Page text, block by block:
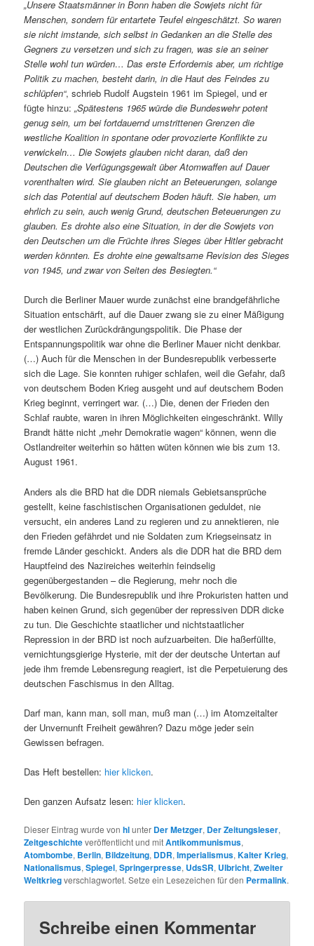
„Unsere Staatsmänner in Bonn haben die Sowjets nicht für
Menschen, sondern für entartete Teufel eingeschätzt. So waren
sie nicht imstande, sich selbst in Gedanken an die Stelle des
Gegners zu versetzen und sich zu fragen, was sie an seiner
Stelle wohl tun würden… Das erste Erfordernis aber, um richtige
Politik zu machen, besteht darin, in die Haut des Feindes zu
schlüpfen“, schrieb Rudolf Augstein 1961 im Spiegel, und er
fügte hinzu:„Spätestens 1965 würde die Bundeswehr potent
genug sein, um bei fortdauernd umstrittenen Grenzen die
westliche Koalition in spontane oder provozierte Konflikte zu
verwickeln… Die Sowjets glauben nicht daran, daß den
Deutschen die Verfügungsgewalt über Atomwaffen auf Dauer
vorenthalten wird. Sie glauben nicht an Beteuerungen, solange
sich das Potential auf deutschem Boden häuft. Sie haben, um
ehrlich zu sein, auch wenig Grund, deutschen Beteuerungen zu
glauben. Es drohte also eine Situation, in der die Sowjets von
den Deutschen um die Früchte ihres Sieges über Hitler gebracht
werden könnten. Es drohte eine gewaltsame Revision des Sieges
von 1945, und zwar von Seiten des Besiegten.“
Durch die Berliner Mauer wurde zunächst eine brandgefährliche
Situation entschärft, auf die Dauer zwang sie zu einer Mäßigung
der westlichen Zurückdrängungspolitik. Die Phase der
Entspannungspolitik war ohne die Berliner Mauer nicht denkbar.
(…) Auch für die Menschen in der Bundesrepublik verbesserte
sich die Lage. Sie konnten ruhiger schlafen, weil die Gefahr, daß
von deutschem Boden Krieg ausgeht und auf deutschem Boden
Krieg beginnt, verringert war. (…) Die, denen der Frieden den
Schlaf raubte, waren in ihren Möglichkeiten eingeschränkt. Willy
Brandt hätte nicht „mehr Demokratie wagen“ können, wenn die
Ostlandreiter weiterhin so hätten wüten können wie bis zum 13.
August 1961.
Anders als die BRD hat die DDR niemals Gebietsansprüche
gestellt, keine faschistischen Organisationen geduldet, nie
versucht, ein anderes Land zu regieren und zu annektieren, nie
den Frieden gefährdet und nie Soldaten zum Kriegseinsatz in
fremde Länder geschickt. Anders als die DDR hat die BRD dem
Hauptfeind des Nazireiches weiterhin feindselig
gegenübergestanden – die Regierung, mehr noch die
Bevölkerung. Die Bundesrepublik und ihre Prokuristen hatten und
haben keinen Grund, sich gegenüber der repressiven DDR dicke
zu tun. Die Geschichte staatlicher und nichtstaatlicher
Repression in der BRD ist noch aufzuarbeiten. Die haßerfüllte,
vernichtungsgierige Hysterie, mit der der deutsche Untertan auf
jede ihm fremde Lebensregung reagiert, ist die Perpetuierung des
deutschen Faschismus in den Alltag.
Darf man, kann man, soll man, muß man (…) im Atomzeitalter
der Unvernunft Freiheit gewähren? Dazu möge jeder sein
Gewissen befragen.
Das Heft bestellen: hier klicken.
Den ganzen Aufsatz lesen: hier klicken.
Dieser Eintrag wurde vonhlunter Der Metzger, Der Zeitungsleser,
Zeitgeschichteveröffentlicht und mitAntikommunismus,
Atombombe, Berlin, Bildzeitung, DDR,Imperialismus,Kalter Krieg,
Nationalismus,Spiegel,Springerpresse, UdsSR, Ulbricht,Zweiter
Weltkriegverschlagwortet. Setze ein Lesezeichen für den Permalink.
Schreibe einen Kommentar